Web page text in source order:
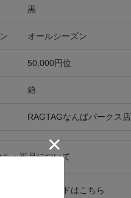
黒
オールシーズン
50,000円位
箱
RAGTAGなんばパークス店
・返品について
のご利用ガイドはこちら